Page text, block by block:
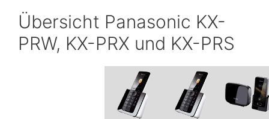
Übersicht Panasonic KX-
PRW, KX-PRX und KX-PRS